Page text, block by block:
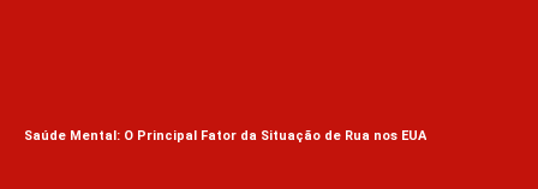
Saúde Mental: O Principal Fator da Situação de Rua nos EUA